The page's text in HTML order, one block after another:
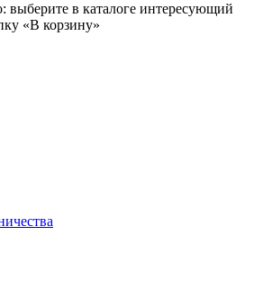
выберите в каталоге интересующий
«В корзину»